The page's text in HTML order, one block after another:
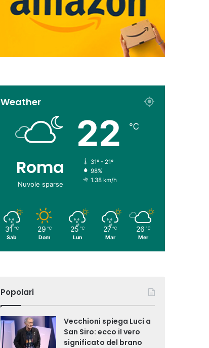
Weather
Roma
Nuvole sparse
22 ℃
31º - 21º
98%
1.38 km/h
31 ℃
Sab
29 ℃
Dom
25 ℃
Lun
27 ℃
Mar
26 ℃
Mer
Popolari
Vecchioni spiega Luci a
San Siro: ecco il vero
significato del brano